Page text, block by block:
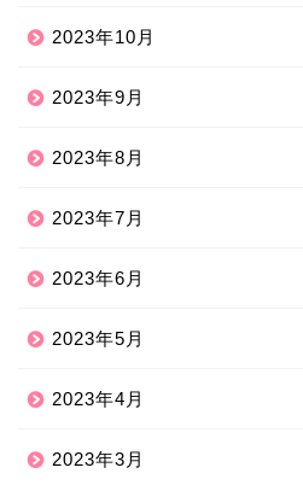
2023年10月
2023年9月
2023年8月
2023年7月
2023年6月
2023年5月
2023年4月
2023年3月